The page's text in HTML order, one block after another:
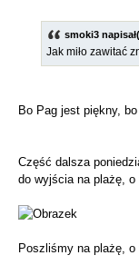
smoki3
Jak miło zawitać
Bo Pag jest piękny,
Część dalsza
do wyjścia na plażę, o
Poszliśmy na plażę, o